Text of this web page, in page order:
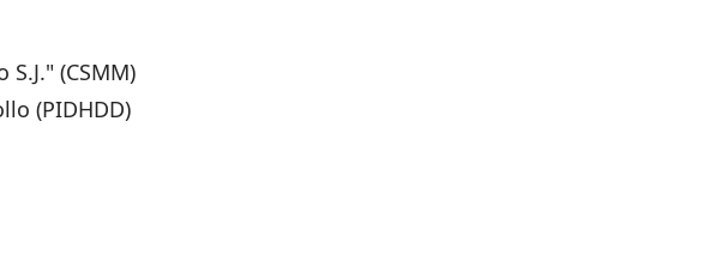
(CSMM)
(PIDHDD)